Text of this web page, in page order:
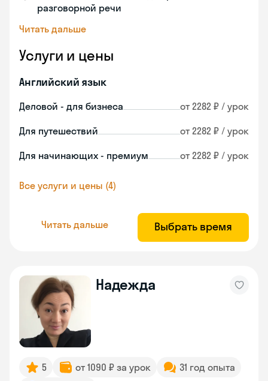
разговорной речи
Читать дальше
Услуги и цены
Английский язык
Деловой - для бизнеса от 2282 ₽ / урок
Для путешествий от 2282 ₽ / урок
Для начинающих - премиум от 2282 ₽ / урок
Все услуги и цены (4)
Читать дальше Выбрать время
Надежда
5 от 1090 ₽ за урок
31 год опыта